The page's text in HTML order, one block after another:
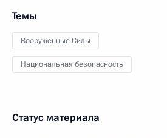
Темы
Вооружённые Силы
Национальная безопасность
Статус материала